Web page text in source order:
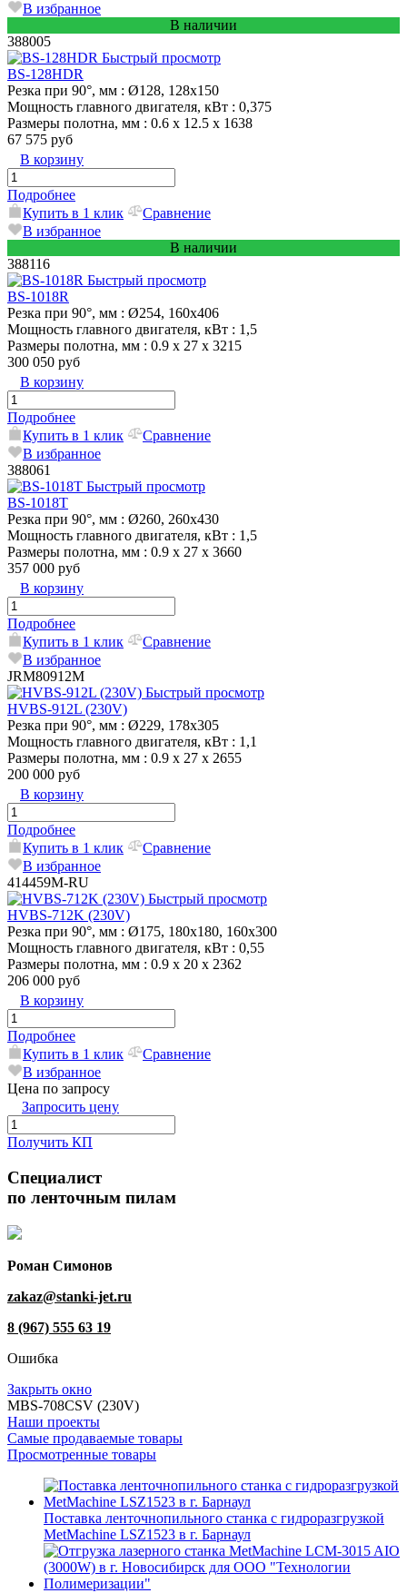
В избранное
В наличии
388005
Быстрый просмотр
BS-128HDR
Резка при 90°, мм : Ø128, 128x150
Мощность главного двигателя, кВт : 0,375
Размеры полотна, мм : 0.6 x 12.5 x 1638
67 575 руб
В корзину
Подробнее
Купить в 1 клик
Сравнение
В избранное
В наличии
388116
Быстрый просмотр
BS-1018R
Резка при 90°, мм : Ø254, 160x406
Мощность главного двигателя, кВт : 1,5
Размеры полотна, мм : 0.9 x 27 x 3215
300 050 руб
В корзину
Подробнее
Купить в 1 клик
Сравнение
В избранное
388061
Быстрый просмотр
BS-1018Т
Резка при 90°, мм : Ø260, 260x430
Мощность главного двигателя, кВт : 1,5
Размеры полотна, мм : 0.9 х 27 х 3660
357 000 руб
В корзину
Подробнее
Купить в 1 клик
Сравнение
В избранное
JRM80912M
Быстрый просмотр
HVBS-912L (230V)
Резка при 90°, мм : Ø229, 178х305
Мощность главного двигателя, кВт : 1,1
Размеры полотна, мм : 0.9 x 27 x 2655
200 000 руб
В корзину
Подробнее
Купить в 1 клик
Сравнение
В избранное
414459M-RU
Быстрый просмотр
HVBS-712K (230V)
Резка при 90°, мм : Ø175, 180х180, 160x300
Мощность главного двигателя, кВт : 0,55
Размеры полотна, мм : 0.9 х 20 х 2362
206 000 руб
В корзину
Подробнее
Купить в 1 клик
Сравнение
В избранное
Цена по запросу
Запросить цену
Получить КП
Специалист
по ленточным пилам
Роман Симонов
zakaz@stanki-jet.ru
8 (967) 555 63 19
Ошибка
Закрыть окно
MBS-708CSV (230V)
Наши проекты
Самые продаваемые товары
Просмотренные товары
Поставка ленточнопильного станка c гидроразгрузкой
MetMachine LSZ1523 в г. Барнаул